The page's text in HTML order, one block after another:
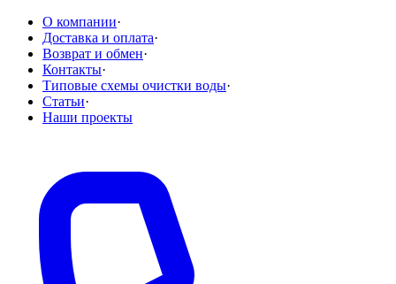
О компании·
Доставка и оплата·
Возврат и обмен·
Контакты·
Типовые схемы очистки воды·
Статьи·
Наши проекты